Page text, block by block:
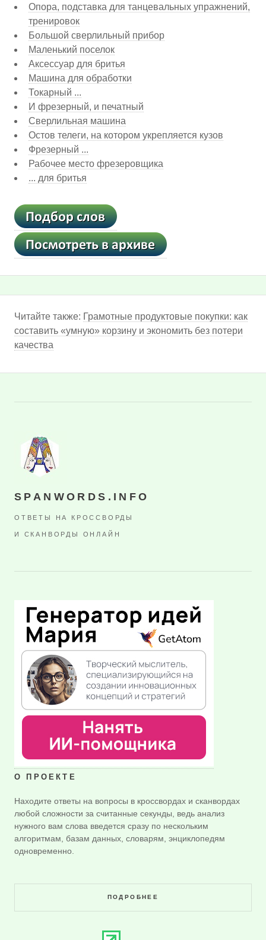
Опора, подставка для танцевальных упражнений,
тренировок
Большой сверлильный прибор
Маленький поселок
Аксессуар для бритья
Машина для обработки
Токарный ...
И фрезерный, и печатный
Сверлильная машина
Остов телеги, на котором укрепляется кузов
Фрезерный ...
Рабочее место фрезеровщика
... для бритья
Читайте также: Грамотные продуктовые покупки: как
составить «умную» корзину и экономить без потери
качества
SPANWORDS.INFO
ОТВЕТЫ НА КРОССВОРДЫ
И СКАНВОРДЫ ОНЛАЙН
О ПРОЕКТЕ
Находите ответы на вопросы в кроссвордах и сканвордах
любой сложности за считанные секунды, ведь анализ
нужного вам слова введется сразу по нескольким
алгоритмам, базам данных, словарям, энциклопедям
одновременно.
ПОДРОБНЕЕ